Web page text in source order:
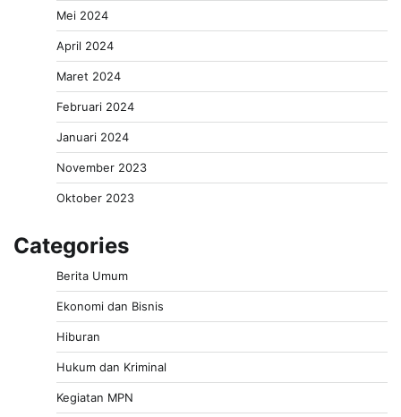
Mei 2024
April 2024
Maret 2024
Februari 2024
Januari 2024
November 2023
Oktober 2023
Categories
Berita Umum
Ekonomi dan Bisnis
Hiburan
Hukum dan Kriminal
Kegiatan MPN